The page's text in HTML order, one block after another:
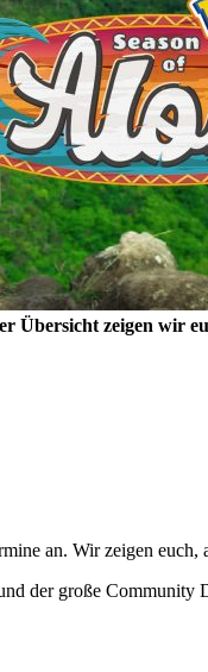
Übersicht zeigen wir
an. Wir zeigen
der große Community